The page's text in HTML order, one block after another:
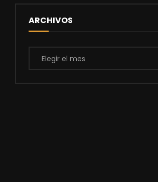
ARCHIVOS
Archivos